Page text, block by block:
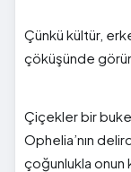
Çünkü kültür,
çöküşünde
Çiçekler bir
Ophelia’nın
çoğunlukla onun